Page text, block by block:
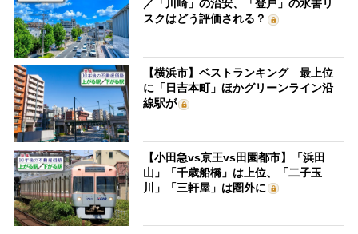
／「川崎」の治安、「登戸」の水害リ
スクはどう評価される？
【横浜市】ベストランキング 最上位
に「日吉本町」ほかグリーンライン沿
線駅が
【小田急vs京王vs田園都市】「浜田
山」「千歳船橋」は上位、「二子玉
川」「三軒屋」は圏外に